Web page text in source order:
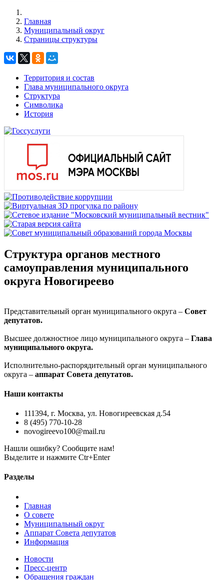
Главная
Муниципальный округ
Страницы структуры
Территория и состав
Глава муниципального округа
Структура
Символика
История
Структура органов местного
самоуправления муниципального
округа Новогиреево
Представительный орган муниципального округа – Совет
депутатов.
Высшее должностное лицо муниципального округа – Глава
муниципального округа.
Исполнительно-распорядительный орган муниципального
округа – аппарат Совета депутатов.
Наши контакты
111394, г. Москва, ул. Новогиреевская д.54
8 (495) 770-10-28
novogireevo100@mail.ru
Нашли ошибку? Сообщите нам!
Выделите и нажмите Ctr+Enter
Разделы
Главная
О совете
Муниципальный округ
Аппарат Совета депутатов
Информация
Новости
Пресс-центр
Обращения граждан